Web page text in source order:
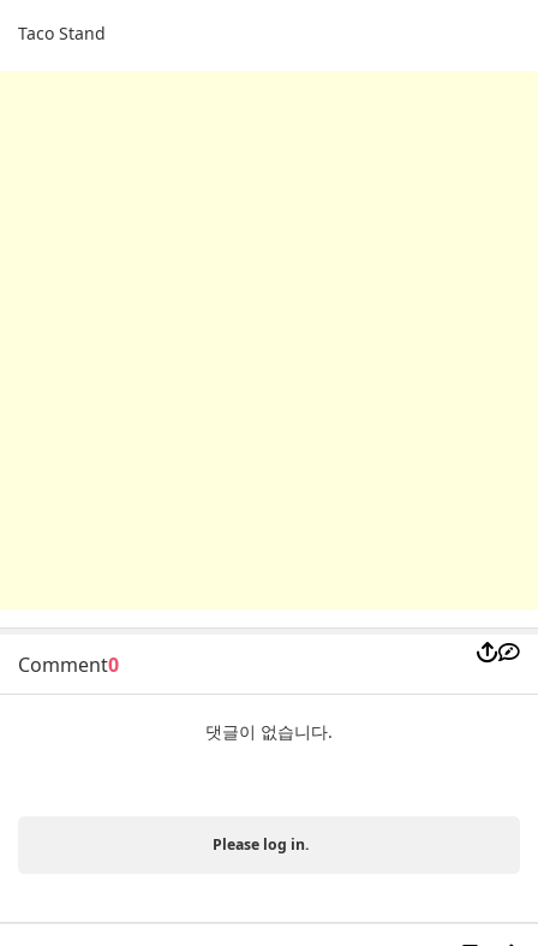
Taco Stand
Comment0
댓글이 없습니다.
Please log in.